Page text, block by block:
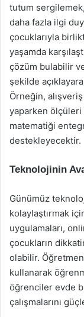
tutum
daha fazla ilgi
çocuklarıyla
yaşamda
çözüm bulabilir
şekilde
Örneğin,
yaparken
matematiği
destekleyecektir.
Teknolojinin
Günümüz
kolaylaştırmak
uygulamaları,
çocukların
olabilir.
kullanarak
öğrenciler evde
çalışmalarını